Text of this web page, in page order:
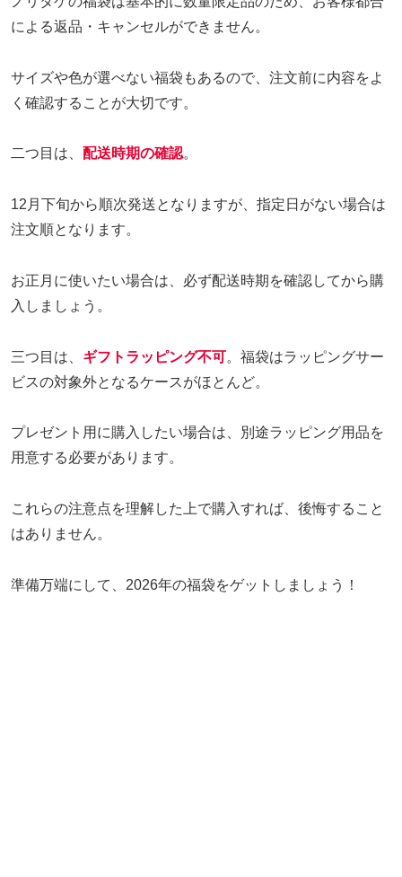
による返品・キャンセルができません。
サイズや色が選べない福袋もあるので、注文前に内容をよ
く確認することが大切です。
二つ目は、 配送時期の確認。
12月下旬から順次発送となりますが、指定日がない場合は
注文順となります。
お正月に使いたい場合は、必ず配送時期を確認してから購
入しましょう。
三つ目は、 ギフトラッピング不可。福袋はラッピングサー
ビスの対象外となるケースがほとんど。
プレゼント用に購入したい場合は、別途ラッピング用品を
用意する必要があります。
これらの注意点を理解した上で購入すれば、後悔すること
はありません。
準備万端にして、2026年の福袋をゲットしましょう！